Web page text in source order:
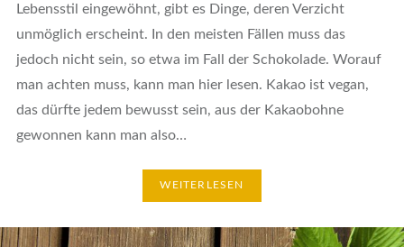
Lebensstil eingewöhnt, gibt es Dinge, deren Verzicht
unmöglich erscheint. In den meisten Fällen muss das
jedoch nicht sein, so etwa im Fall der Schokolade. Worauf
man achten muss, kann man hier lesen. Kakao ist vegan,
das dürfte jedem bewusst sein, aus der Kakaobohne
gewonnen kann man also…
WEITERLESEN